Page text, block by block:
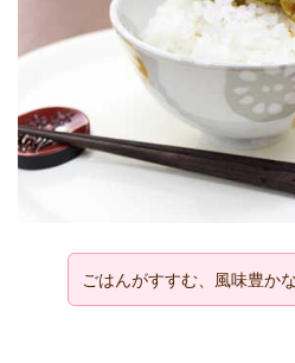
ごはんがすすむ、風味豊か